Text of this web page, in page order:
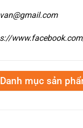
Danh mục sản